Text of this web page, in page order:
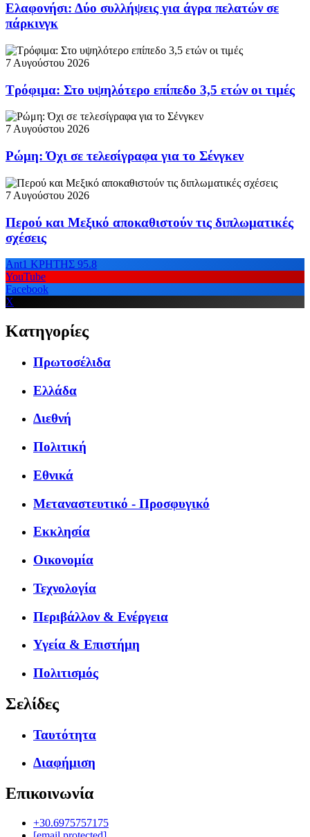
Ελαφονήσι: Δύο συλλήψεις για άγρα πελατών σε
πάρκινγκ
7 Αυγούστου 2026
Τρόφιμα: Στο υψηλότερο επίπεδο 3,5 ετών οι τιμές
7 Αυγούστου 2026
Ρώμη: Όχι σε τελεσίγραφα για το Σένγκεν
7 Αυγούστου 2026
Περού και Μεξικό αποκαθιστούν τις διπλωματικές
σχέσεις
Ant1 ΚΡΗΤΗΣ 95.8
YouTube
Facebook
X
Κατηγορίες
Πρωτοσέλιδα
Ελλάδα
Διεθνή
Πολιτική
Εθνικά
Μεταναστευτικό - Προσφυγικό
Εκκλησία
Οικονομία
Τεχνολογία
Περιβάλλον & Ενέργεια
Υγεία & Επιστήμη
Πολιτισμός
Σελίδες
Ταυτότητα
Διαφήμιση
Επικοινωνία
+30.6975757175